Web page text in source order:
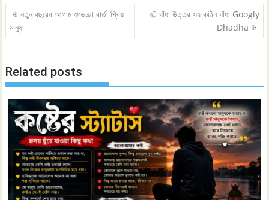
Post
navigation
নতুন বছরের আগাম শুভেচ্ছা বার্তা প্রিয়
মানুষ
হট ধাঁধা উত্তর সহ কঠিন ধাঁধা Googly
Dhadha
Related posts